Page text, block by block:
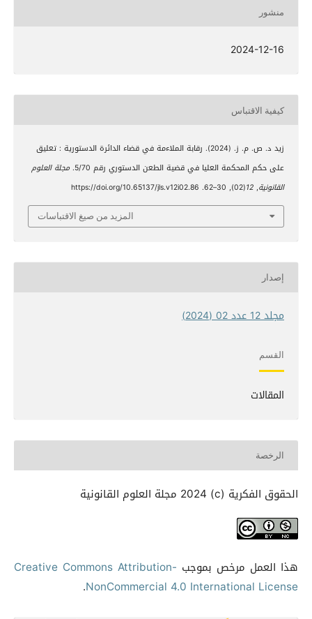
منشور
2024-12-16
كيفية الاقتباس
زيد د. ص. م. ز. (2024). رقابة الملاءمة في قضاء الدائرة الدستورية : تعليق
على حكم المحكمة العليا في قضية الطعن الدستوري رقم 5/70.
مجلة العلوم
القانونية,
12
(02), 30–62. https://doi.org/10.65137/jls.v12i02.86
المزيد من صيغ الاقتباسات
إصدار
مجلد 12 عدد 02 (2024)
القسم
المقالات
الرخصة
الحقوق الفكرية (c) 2024 مجلة العلوم القانونية
هذا العمل مرخص بموجب Creative Commons Attribution-
NonCommercial 4.0 International License
.